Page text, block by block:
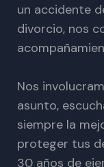
un accidente
divorcio, nos
Nos
asunto,
siempre la
proteger tus
30 años de